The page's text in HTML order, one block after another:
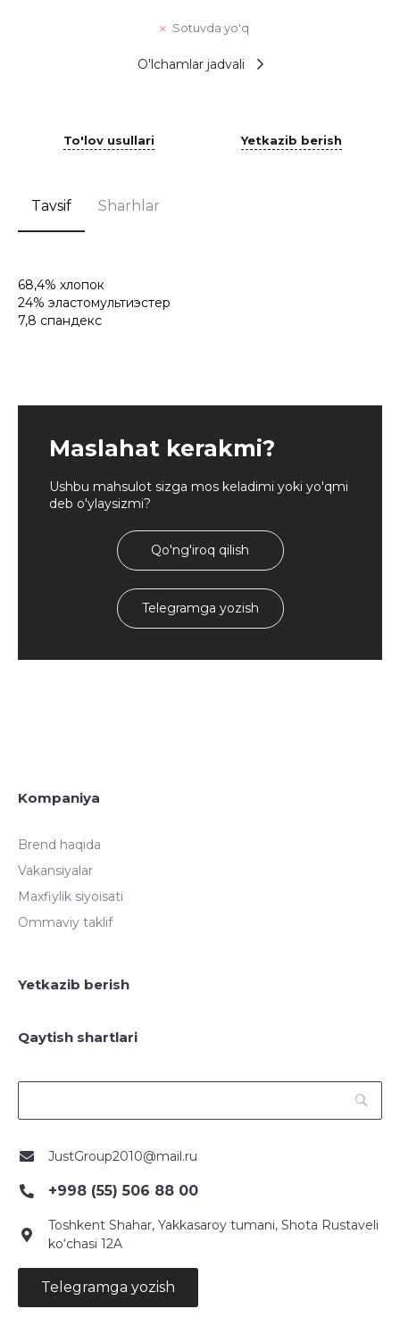
Sotuvda yo'q
O'lchamlar jadvali
To'lov usullari Yetkazib berish
Tavsif Sharhlar
68,4% хлопок
24% эластомультиэстер
7,8 спандекс
Maslahat kerakmi?
Ushbu mahsulot sizga mos keladimi yoki yo'qmi
deb o'ylaysizmi?
Qo'ng'iroq qilish
Telegramga yozish
Kompaniya
Brend haqida
Vakansiyalar
Maxfiylik siyoisati
Ommaviy taklif
Yetkazib berish
Qaytish shartlari
JustGroup2010@mail.ru
+998 (55) 506 88 00
Toshkent Shahar, Yakkasaroy tumani, Shota Rustaveli
ko‘chasi 12A
Telegramga yozish